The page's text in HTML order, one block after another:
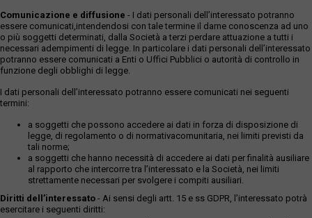
Comunicazione e diffusione - I dati personali dell’interessato potranno
essere comunicati,intendendosi con tale termine il darne conoscenza ad uno
o più soggetti determinati, dalla Società a terzi perdare attuazione a tutti i
necessari adempimenti di legge. In particolare i dati personali dell’interessato
potranno essere comunicati a Enti o Uffici Pubblici o autorità di controllo in
funzione degli obblighi di legge.
I dati personali dell’interessato potranno essere comunicati nei seguenti
termini:
a soggetti che possono accedere ai dati in forza di disposizione di
legge, di regolamento o di normativacomunitaria, nei limiti previsti da
tali norme;
a soggetti che hanno necessità di accedere ai dati per finalità ausiliare
al rapporto che intercorre tra l’interessato e la Società, nei limiti
strettamente necessari per svolgere i compiti ausiliari.
Diritti dell’interessato - Ai sensi degli artt. 15 e ss GDPR, l’interessato potrà
esercitare i seguenti diritti: